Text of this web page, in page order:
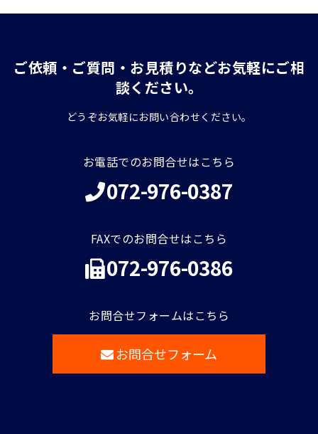
ご依頼・ご質問・お見積りなどお気軽にご相
談ください。
どうぞお気軽にお問い合わせください。
お電話でのお問合せはこちら
072-976-0387
FAXでのお問合せはこちら
072-976-0386
お問合せフォームはこちら
お問合せフォーム